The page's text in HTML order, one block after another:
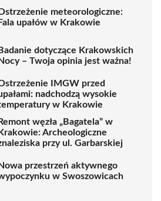
meteorologiczne:
upałów w Krakowie
dotyczące Krakowskich
– Twoja opinia jest ważna!
IMGW przed
nadchodzą wysokie
w Krakowie
węzła „Bagatela” w
Archeologiczne
przy ul. Garbarskiej
przestrzeń aktywnego
w Swoszowicach